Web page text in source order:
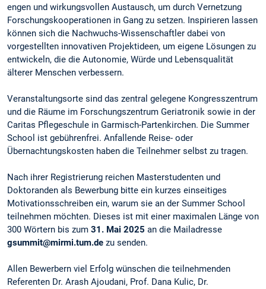
engen und wirkungsvollen Austausch, um durch Vernetzung
Forschungskooperationen in Gang zu setzen. Inspirieren lassen
können sich die Nachwuchs-Wissenschaftler dabei von
vorgestellten innovativen Projektideen, um eigene Lösungen zu
entwickeln, die die Autonomie, Würde und Lebensqualität
älterer Menschen verbessern.
Veranstaltungsorte sind das zentral gelegene Kongresszentrum
und die Räume im Forschungszentrum Geriatronik sowie in der
Caritas Pflegeschule in Garmisch-Partenkirchen. Die Summer
School ist gebührenfrei. Anfallende Reise- oder
Übernachtungskosten haben die Teilnehmer selbst zu tragen.
Nach ihrer Registrierung reichen Masterstudenten und
Doktoranden als Bewerbung bitte ein kurzes einseitiges
Motivationsschreiben ein, warum sie an der Summer School
teilnehmen möchten. Dieses ist mit einer maximalen Länge von
300 Wörtern bis zum 31. Mai 2025 an die Mailadresse
gsummit@mirmi.tum.de zu senden.
Allen Bewerbern viel Erfolg wünschen die teilnehmenden
Referenten Dr. Arash Ajoudani, Prof. Dana Kulic, Dr.